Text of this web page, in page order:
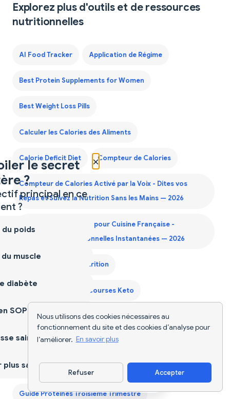
Nous utilisons des cookies nécessaires au
fonctionnement du site et des cookies d’analyse pour
l’améliorer. En savoir plus
Refuser Accepter
Explorez plus d'outils et de ressources
nutritionnelles
AI Food Tracker Application de Régime
Best Protein Supplements for Women
Best Weight Loss Pills
Calculer les Calories des Aliments
Calorie Deficit Diet Compteur de Calories
Compteur de Calories Activé par la Voix - Dites vos
Repas et Suivez la Nutrition Sans les Mains — 2026
Compteur de Calories pour Cuisine Française -
Informations Nutritionnelles Instantanées — 2026
Diet Supplements Nutrition
Générateur Liste de Courses Keto
Générateur Liste de Courses Mensuelle
Guide Protéines Deuxième Trimestre
Guide Protéines Premier Trimestre
Guide Protéines Troisième Trimestre
Télécharger l'appli
×
le secret
?
principal en ce
?
poids
muscle
diabète
SOPK
saine
sain